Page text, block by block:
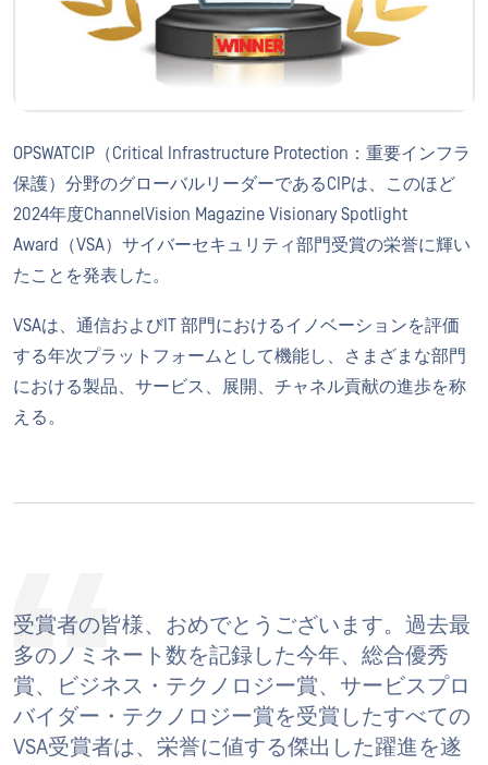
OPSWATCIP（Critical Infrastructure Protection：重要インフラ
保護）分野のグローバルリーダーであるCIPは、このほど
2024年度ChannelVision Magazine Visionary Spotlight
Award（VSA）サイバーセキュリティ部門受賞の栄誉に輝い
たことを発表した。
VSAは、通信およびIT 部門におけるイノベーションを評価
する年次プラットフォームとして機能し、さまざまな部門
における製品、サービス、展開、チャネル貢献の進歩を称
える。
受賞者の皆様、おめでとうございます。過去最
多のノミネート数を記録した今年、総合優秀
賞、ビジネス・テクノロジー賞、サービスプロ
バイダー・テクノロジー賞を受賞したすべての
VSA受賞者は、栄誉に値する傑出した躍進を遂